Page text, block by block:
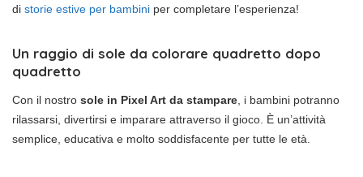
di storie estive per bambini per completare l’esperienza!
Un raggio di sole da colorare quadretto dopo
quadretto
Con il nostro sole in Pixel Art da stampare, i bambini potranno
rilassarsi, divertirsi e imparare attraverso il gioco. È un’attività
semplice, educativa e molto soddisfacente per tutte le età.